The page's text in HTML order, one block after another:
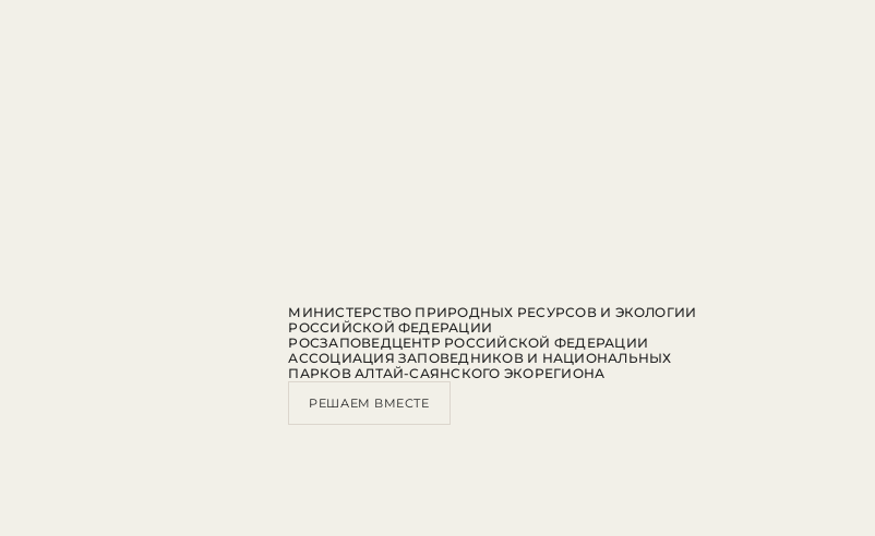
МИНИСТЕРСТВО ПРИРОДНЫХ РЕСУРСОВ И ЭКОЛОГИИ
РОССИЙСКОЙ ФЕДЕРАЦИИ
РОСЗАПОВЕДЦЕНТР РОССИЙСКОЙ ФЕДЕРАЦИИ
АССОЦИАЦИЯ ЗАПОВЕДНИКОВ И НАЦИОНАЛЬНЫХ
ПАРКОВ АЛТАЙ-САЯНСКОГО ЭКОРЕГИОНА
РЕШАЕМ ВМЕСТЕ